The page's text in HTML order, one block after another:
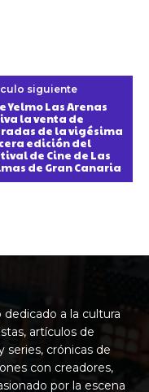
siguiente
Yelmo Las Arenas
la venta de
de la vigésima
edición del
de Cine de Las
de Gran Canaria
a la cultura
artículos de
series, crónicas de
con creadores,
por la escena